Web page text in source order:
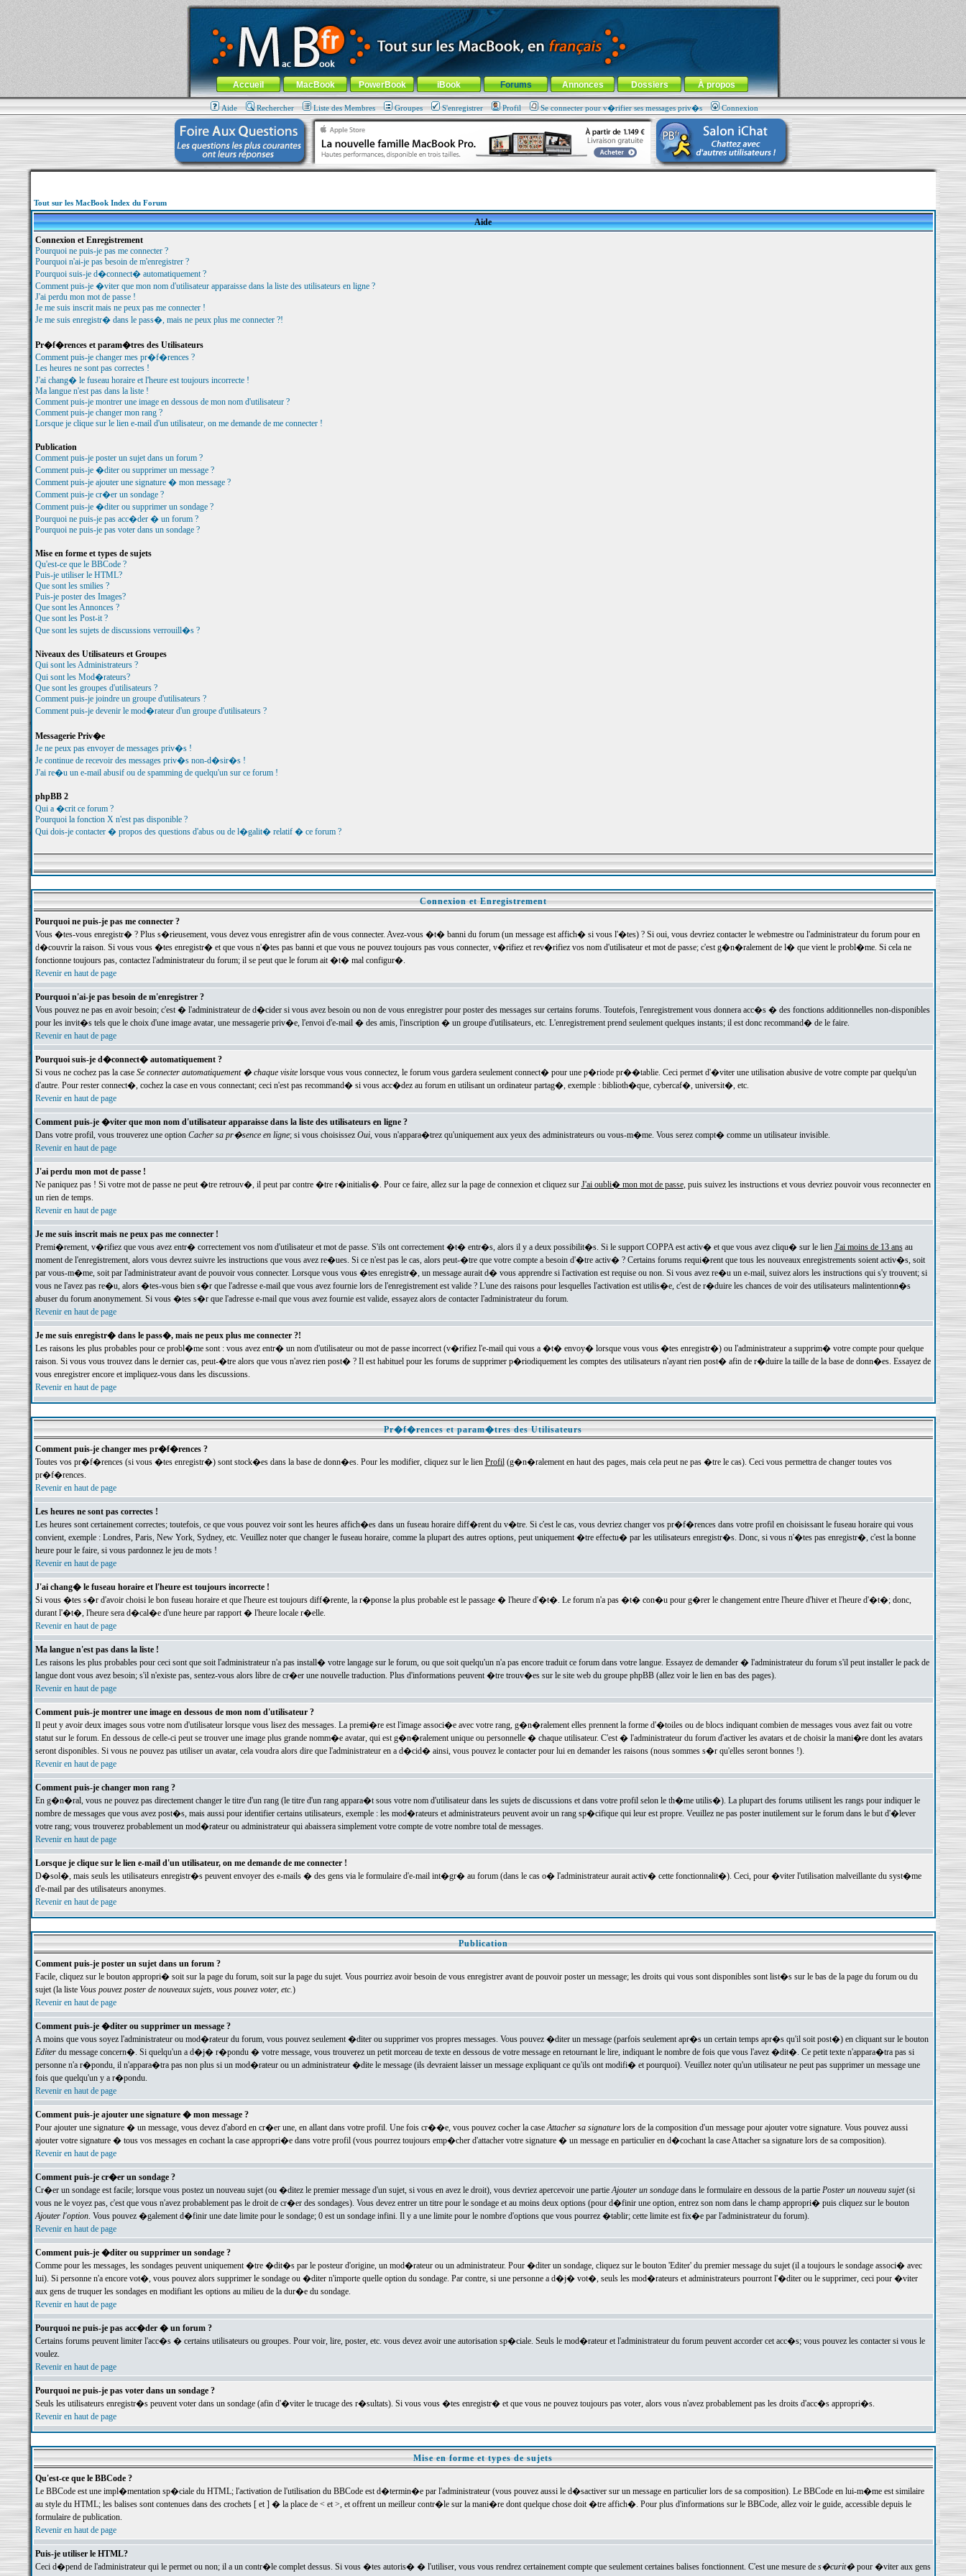
MacBook-fr.com : 100% Apple... 100% nomade !
Aller au contenu-Aller au menu général-Aller au menu de la rubrique
Menu général
Accueil MacBook PowerBook iBook Forums Annonces Dossiers À propos
Aide Rechercher Liste des Membres Groupes S'enregistrer Profil Se connecter pour v�rifier ses messages priv�s Connexion
Tout sur les MacBook Index du Forum
Aide
Connexion et Enregistrement
Pourquoi ne puis-je pas me connecter ?
Pourquoi n'ai-je pas besoin de m'enregistrer ?
Pourquoi suis-je d�connect� automatiquement ?
Comment puis-je �viter que mon nom d'utilisateur apparaisse dans la liste des utilisateurs en ligne ?
J'ai perdu mon mot de passe !
Je me suis inscrit mais ne peux pas me connecter !
Je me suis enregistr� dans le pass�, mais ne peux plus me connecter ?!
Pr�f�rences et param�tres des Utilisateurs
Comment puis-je changer mes pr�f�rences ?
Les heures ne sont pas correctes !
J'ai chang� le fuseau horaire et l'heure est toujours incorrecte !
Ma langue n'est pas dans la liste !
Comment puis-je montrer une image en dessous de mon nom d'utilisateur ?
Comment puis-je changer mon rang ?
Lorsque je clique sur le lien e-mail d'un utilisateur, on me demande de me connecter !
Publication
Comment puis-je poster un sujet dans un forum ?
Comment puis-je �diter ou supprimer un message ?
Comment puis-je ajouter une signature � mon message ?
Comment puis-je cr�er un sondage ?
Comment puis-je �diter ou supprimer un sondage ?
Pourquoi ne puis-je pas acc�der � un forum ?
Pourquoi ne puis-je pas voter dans un sondage ?
Mise en forme et types de sujets
Qu'est-ce que le BBCode ?
Puis-je utiliser le HTML?
Que sont les smilies ?
Puis-je poster des Images?
Que sont les Annonces ?
Que sont les Post-it ?
Que sont les sujets de discussions verrouill�s ?
Niveaux des Utilisateurs et Groupes
Qui sont les Administrateurs ?
Qui sont les Mod�rateurs?
Que sont les groupes d'utilisateurs ?
Comment puis-je joindre un groupe d'utilisateurs ?
Comment puis-je devenir le mod�rateur d'un groupe d'utilisateurs ?
Messagerie Priv�e
Je ne peux pas envoyer de messages priv�s !
Je continue de recevoir des messages priv�s non-d�sir�s !
J'ai re�u un e-mail abusif ou de spamming de quelqu'un sur ce forum !
phpBB 2
Qui a �crit ce forum ?
Pourquoi la fonction X n'est pas disponible ?
Qui dois-je contacter � propos des questions d'abus ou de l�galit� relatif � ce forum ?
Connexion et Enregistrement
Pourquoi ne puis-je pas me connecter ?
Vous �tes-vous enregistr� ? Plus s�rieusement, vous devez vous enregistrer afin de vous connecter. Avez-vous �t� banni du forum (un message est affich� si vous l'�tes) ? Si oui, vous devriez contacter le webmestre ou l'administrateur du forum pour en
d�couvrir la raison. Si vous vous �tes enregistr� et que vous n'�tes pas banni et que vous ne pouvez toujours pas vous connecter, v�rifiez et rev�rifiez vos nom d'utilisateur et mot de passe; c'est g�n�ralement de l� que vient le probl�me. Si cela ne
fonctionne toujours pas, contactez l'administrateur du forum; il se peut que le forum ait �t� mal configur�.
Revenir en haut de page
Pourquoi n'ai-je pas besoin de m'enregistrer ?
Vous pouvez ne pas en avoir besoin; c'est � l'administrateur de d�cider si vous avez besoin ou non de vous enregistrer pour poster des messages sur certains forums. Toutefois, l'enregistrement vous donnera acc�s � des fonctions additionnelles non-disponibles
pour les invit�s tels que le choix d'une image avatar, une messagerie priv�e, l'envoi d'e-mail � des amis, l'inscription � un groupe d'utilisateurs, etc. L'enregistrement prend seulement quelques instants; il est donc recommand� de le faire.
Revenir en haut de page
Pourquoi suis-je d�connect� automatiquement ?
Si vous ne cochez pas la case Se connecter automatiquement � chaque visitelorsque vous vous connectez, le forum vous gardera seulement connect� pour une p�riode pr��tablie. Ceci permet d'�viter une utilisation abusive de votre compte par quelqu'un
d'autre. Pour rester connect�, cochez la case en vous connectant; ceci n'est pas recommand� si vous acc�dez au forum en utilisant un ordinateur partag�, exemple : biblioth�que, cybercaf�, universit�, etc.
Revenir en haut de page
Comment puis-je �viter que mon nom d'utilisateur apparaisse dans la liste des utilisateurs en ligne ?
Dans votre profil, vous trouverez une option Cacher sa pr�sence en ligne; si vous choisissez Oui, vous n'appara�trez qu'uniquement aux yeux des administrateurs ou vous-m�me. Vous serez compt� comme un utilisateur invisible.
Revenir en haut de page
J'ai perdu mon mot de passe !
Ne paniquez pas ! Si votre mot de passe ne peut �tre retrouv�, il peut par contre �tre r�initialis�. Pour ce faire, allez sur la page de connexion et cliquez sur J'ai oubli� mon mot de passe, puis suivez les instructions et vous devriez pouvoir vous reconnecter en
un rien de temps.
Revenir en haut de page
Je me suis inscrit mais ne peux pas me connecter !
Premi�rement, v�rifiez que vous avez entr� correctement vos nom d'utilisateur et mot de passe. S'ils ont correctement �t� entr�s, alors il y a deux possibilit�s. Si le support COPPA est activ� et que vous avez cliqu� sur le lien J'ai moins de 13 ansau
moment de l'enregistrement, alors vous devrez suivre les instructions que vous avez re�ues. Si ce n'est pas le cas, alors peut-�tre que votre compte a besoin d'�tre activ� ? Certains forums requi�rent que tous les nouveaux enregistrements soient activ�s, soit
par vous-m�me, soit par l'administrateur avant de pouvoir vous connecter. Lorsque vous vous �tes enregistr�, un message aurait d� vous apprendre si l'activation est requise ou non. Si vous avez re�u un e-mail, suivez alors les instructions qui s'y trouvent; si
vous ne l'avez pas re�u, alors �tes-vous bien s�r que l'adresse e-mail que vous avez fournie lors de l'enregistrement est valide ? L'une des raisons pour lesquelles l'activation est utilis�e, c'est de r�duire les chances de voir des utilisateurs malintentionn�s
abuser du forum anonymement. Si vous �tes s�r que l'adresse e-mail que vous avez fournie est valide, essayez alors de contacter l'administrateur du forum.
Revenir en haut de page
Je me suis enregistr� dans le pass�, mais ne peux plus me connecter ?!
Les raisons les plus probables pour ce probl�me sont : vous avez entr� un nom d'utilisateur ou mot de passe incorrect (v�rifiez l'e-mail qui vous a �t� envoy� lorsque vous vous �tes enregistr�) ou l'administrateur a supprim� votre compte pour quelque
raison. Si vous vous trouvez dans le dernier cas, peut-�tre alors que vous n'avez rien post� ? Il est habituel pour les forums de supprimer p�riodiquement les comptes des utilisateurs n'ayant rien post� afin de r�duire la taille de la base de donn�es. Essayez de
vous enregistrer encore et impliquez-vous dans les discussions.
Revenir en haut de page
Pr�f�rences et param�tres des Utilisateurs
Comment puis-je changer mes pr�f�rences ?
Toutes vos pr�f�rences (si vous �tes enregistr�) sont stock�es dans la base de donn�es. Pour les modifier, cliquez sur le lien Profil(g�n�ralement en haut des pages, mais cela peut ne pas �tre le cas). Ceci vous permettra de changer toutes vos
pr�f�rences.
Revenir en haut de page
Les heures ne sont pas correctes !
Les heures sont certainement correctes; toutefois, ce que vous pouvez voir sont les heures affich�es dans un fuseau horaire diff�rent du v�tre. Si c'est le cas, vous devriez changer vos pr�f�rences dans votre profil en choisissant le fuseau horaire qui vous
convient, exemple : Londres, Paris, New York, Sydney, etc. Veuillez noter que changer le fuseau horaire, comme la plupart des autres options, peut uniquement �tre effectu� par les utilisateurs enregistr�s. Donc, si vous n'�tes pas enregistr�, c'est la bonne
heure pour le faire, si vous pardonnez le jeu de mots !
Revenir en haut de page
J'ai chang� le fuseau horaire et l'heure est toujours incorrecte !
Si vous �tes s�r d'avoir choisi le bon fuseau horaire et que l'heure est toujours diff�rente, la r�ponse la plus probable est le passage � l'heure d'�t�. Le forum n'a pas �t� con�u pour g�rer le changement entre l'heure d'hiver et l'heure d'�t�; donc,
durant l'�t�, l'heure sera d�cal�e d'une heure par rapport � l'heure locale r�elle.
Revenir en haut de page
Ma langue n'est pas dans la liste !
Les raisons les plus probables pour ceci sont que soit l'administrateur n'a pas install� votre langage sur le forum, ou que soit quelqu'un n'a pas encore traduit ce forum dans votre langue. Essayez de demander � l'administrateur du forum s'il peut installer le pack de
langue dont vous avez besoin; s'il n'existe pas, sentez-vous alors libre de cr�er une nouvelle traduction. Plus d'informations peuvent �tre trouv�es sur le site web du groupe phpBB (allez voir le lien en bas des pages).
Revenir en haut de page
Comment puis-je montrer une image en dessous de mon nom d'utilisateur ?
Il peut y avoir deux images sous votre nom d'utilisateur lorsque vous lisez des messages. La premi�re est l'image associ�e avec votre rang, g�n�ralement elles prennent la forme d'�toiles ou de blocs indiquant combien de messages vous avez fait ou votre
statut sur le forum. En dessous de celle-ci peut se trouver une image plus grande nomm�e avatar, qui est g�n�ralement unique ou personnelle � chaque utilisateur. C'est � l'administrateur du forum d'activer les avatars et de choisir la mani�re dont les avatars
seront disponibles. Si vous ne pouvez pas utiliser un avatar, cela voudra alors dire que l'administrateur en a d�cid� ainsi, vous pouvez le contacter pour lui en demander les raisons (nous sommes s�r qu'elles seront bonnes !).
Revenir en haut de page
Comment puis-je changer mon rang ?
En g�n�ral, vous ne pouvez pas directement changer le titre d'un rang (le titre d'un rang appara�t sous votre nom d'utilisateur dans les sujets de discussions et dans votre profil selon le th�me utilis�). La plupart des forums utilisent les rangs pour indiquer le
nombre de messages que vous avez post�s, mais aussi pour identifier certains utilisateurs, exemple : les mod�rateurs et administrateurs peuvent avoir un rang sp�cifique qui leur est propre. Veuillez ne pas poster inutilement sur le forum dans le but d'�lever
votre rang; vous trouverez probablement un mod�rateur ou administrateur qui abaissera simplement votre compte de votre nombre total de messages.
Revenir en haut de page
Lorsque je clique sur le lien e-mail d'un utilisateur, on me demande de me connecter !
D�sol�, mais seuls les utilisateurs enregistr�s peuvent envoyer des e-mails � des gens via le formulaire d'e-mail int�gr� au forum (dans le cas o� l'administrateur aurait activ� cette fonctionnalit�). Ceci, pour �viter l'utilisation malveillante du syst�me
d'e-mail par des utilisateurs anonymes.
Revenir en haut de page
Publication
Comment puis-je poster un sujet dans un forum ?
Facile, cliquez sur le bouton appropri� soit sur la page du forum, soit sur la page du sujet. Vous pourriez avoir besoin de vous enregistrer avant de pouvoir poster un message; les droits qui vous sont disponibles sont list�s sur le bas de la page du forum ou du
sujet (la liste Vous pouvez poster de nouveaux sujets, vous pouvez voter, etc.)
Revenir en haut de page
Comment puis-je �diter ou supprimer un message ?
A moins que vous soyez l'administrateur ou mod�rateur du forum, vous pouvez seulement �diter ou supprimer vos propres messages. Vous pouvez �diter un message (parfois seulement apr�s un certain temps apr�s qu'il soit post�) en cliquant sur le bouton
Editerdu message concern�. Si quelqu'un a d�j� r�pondu � votre message, vous trouverez un petit morceau de texte en dessous de votre message en retournant le lire, indiquant le nombre de fois que vous l'avez �dit�. Ce petit texte n'appara�tra pas si
personne n'a r�pondu, il n'appara�tra pas non plus si un mod�rateur ou un administrateur �dite le message (ils devraient laisser un message expliquant ce qu'ils ont modifi� et pourquoi). Veuillez noter qu'un utilisateur ne peut pas supprimer un message une
fois que quelqu'un y a r�pondu.
Revenir en haut de page
Comment puis-je ajouter une signature � mon message ?
Pour ajouter une signature � un message, vous devez d'abord en cr�er une, en allant dans votre profil. Une fois cr��e, vous pouvez cocher la caseAttacher sa signaturelors de la composition d'un message pour ajouter votre signature. Vous pouvez aussi
ajouter votre signature � tous vos messages en cochant la case appropri�e dans votre profil (vous pourrez toujours emp�cher d'attacher votre signature � un message en particulier en d�cochant la case Attacher sa signature lors de sa composition).
Revenir en haut de page
Comment puis-je cr�er un sondage ?
Cr�er un sondage est facile; lorsque vous postez un nouveau sujet (ou �ditez le premier message d'un sujet, si vous en avez le droit), vous devriez apercevoir une partieAjouter un sondagedans le formulaire en dessous de la partie Poster un nouveau sujet(si
vous ne le voyez pas, c'est que vous n'avez probablement pas le droit de cr�er des sondages). Vous devez entrer un titre pour le sondage et au moins deux options (pour d�finir une option, entrez son nom dans le champ appropri� puis cliquez sur le bouton
Ajouter l'option. Vous pouvez �galement d�finir une date limite pour le sondage; 0 est un sondage infini. Il y a une limite pour le nombre d'options que vous pourrez �tablir; cette limite est fix�e par l'administrateur du forum).
Revenir en haut de page
Comment puis-je �diter ou supprimer un sondage ?
Comme pour les messages, les sondages peuvent uniquement �tre �dit�s par le posteur d'origine, un mod�rateur ou un administrateur. Pour �diter un sondage, cliquez sur le bouton 'Editer' du premier message du sujet (il a toujours le sondage associ� avec
lui). Si personne n'a encore vot�, vous pouvez alors supprimer le sondage ou �diter n'importe quelle option du sondage. Par contre, si une personne a d�j� vot�, seuls les mod�rateurs et administrateurs pourront l'�diter ou le supprimer, ceci pour �viter
aux gens de truquer les sondages en modifiant les options au milieu de la dur�e du sondage.
Revenir en haut de page
Pourquoi ne puis-je pas acc�der � un forum ?
Certains forums peuvent limiter l'acc�s � certains utilisateurs ou groupes. Pour voir, lire, poster, etc. vous devez avoir une autorisation sp�ciale. Seuls le mod�rateur et l'administrateur du forum peuvent accorder cet acc�s; vous pouvez les contacter si vous le
voulez.
Revenir en haut de page
Pourquoi ne puis-je pas voter dans un sondage ?
Seuls les utilisateurs enregistr�s peuvent voter dans un sondage (afin d'�viter le trucage des r�sultats). Si vous vous �tes enregistr� et que vous ne pouvez toujours pas voter, alors vous n'avez probablement pas les droits d'acc�s appropri�s.
Revenir en haut de page
Mise en forme et types de sujets
Qu'est-ce que le BBCode ?
Le BBCode est une impl�mentation sp�ciale du HTML; l'activation de l'utilisation du BBCode est d�termin�e par l'administrateur (vous pouvez aussi le d�sactiver sur un message en particulier lors de sa composition). Le BBCode en lui-m�me est similaire
au style du HTML; les balises sont contenues dans des crochets [ et ] � la place de < et >, et offrent un meilleur contr�le sur la mani�re dont quelque chose doit �tre affich�. Pour plus d'informations sur le BBCode, allez voir le guide, accessible depuis le
formulaire de publication.
Revenir en haut de page
Puis-je utiliser le HTML?
Ceci d�pend de l'administrateur qui le permet ou non; il a un contr�le complet dessus. Si vous �tes autoris� � l'utiliser, vous vous rendrez certainement compte que seulement certaines balises fonctionnent. C'est une mesure de s�curit�pour �viter aux gens